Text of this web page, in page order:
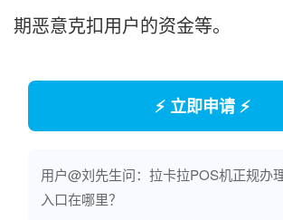
期恶意克扣用户的资金等。
⚡ 立即申请 ⚡
用户@刘先生问：拉卡拉POS机正规办
入口在哪里？